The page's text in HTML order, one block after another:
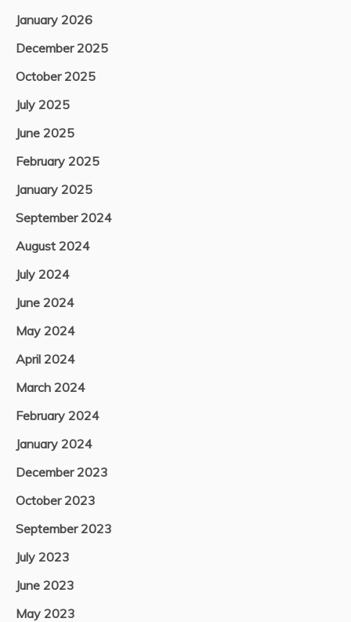
January 2026
December 2025
October 2025
July 2025
June 2025
February 2025
January 2025
September 2024
August 2024
July 2024
June 2024
May 2024
April 2024
March 2024
February 2024
January 2024
December 2023
October 2023
September 2023
July 2023
June 2023
May 2023